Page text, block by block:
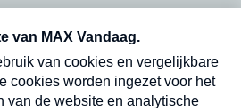
en dinsdagochtend in
Verzend